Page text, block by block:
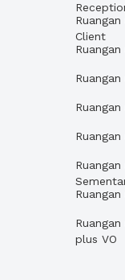
Client
plus VO